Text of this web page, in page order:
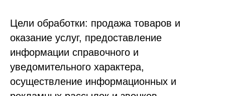
Цели обработки: продажа товаров и
оказание услуг, предоставление
информации справочного и
уведомительного характера,
осуществление информационных и